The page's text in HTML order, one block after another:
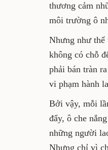
thương cảm
môi trường ô
Nhưng như thế
không có chỗ
phải bán tràn
vi phạm hành
Bởi vậy, mỗi
đẩy, ô che
những người
Nhưng chỉ vì